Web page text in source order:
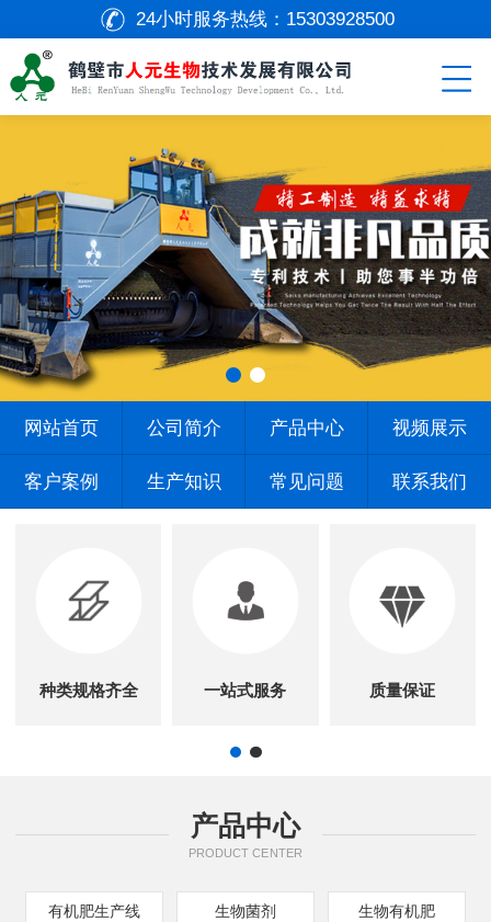
24小时服务热线： 15303928500
网站首页 公司简介 产品中心 视频展示
客户案例 生产知识 常见问题 联系我们
种类规格齐全 一站式服务 质量保证
产品中心
PRODUCT CENTER
有机肥生产线 生物菌剂 生物有机肥